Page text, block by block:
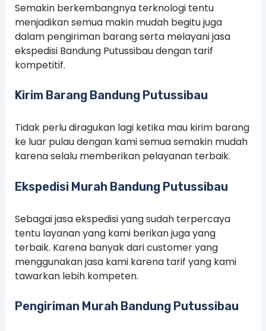
Semakin berkembangnya terknologi tentu
menjadikan semua makin mudah begitu juga
dalam pengiriman barang serta melayani jasa
ekspedisi Bandung Putussibau dengan tarif
kompetitif.
Kirim Barang Bandung Putussibau
Tidak perlu diragukan lagi ketika mau kirim barang
ke luar pulau dengan kami semua semakin mudah
karena selalu memberikan pelayanan terbaik.
Ekspedisi Murah Bandung Putussibau
Sebagai jasa ekspedisi yang sudah terpercaya
tentu layanan yang kami berikan juga yang
terbaik. Karena banyak dari customer yang
menggunakan jasa kami karena tarif yang kami
tawarkan lebih kompeten.
Pengiriman Murah Bandung Putussibau